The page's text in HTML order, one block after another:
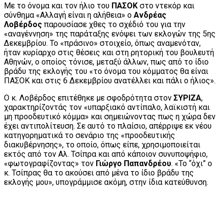
Με το όνομα και τον ήλιο του ΠΑΣΟΚ στο ντεκόρ και
σύνθημα «Αλλαγή είναι η αλήθεια» ο Ανδρέας
Λοβέρδος παρουσίασε χθες το σχέδιό του για την
«αναγέννηση» της παράταξης ενόψει των εκλογών της 5ης
Δεκεμβρίου. Το «πράσινο» στοιχείο, όπως αναμενόταν,
ήταν κυρίαρχο στις θέσεις και στη ρητορική του βουλευτή
Αθηνών, ο οποίος τόνισε, μεταξύ άλλων, πως από το ίδιο
βράδυ της εκλογής του «το όνομα του κόμματος θα είναι
ΠΑΣΟΚ και στις 6 Δεκεμβρίου ανατέλλει και πάλι ο ήλιος».
Ο κ. Λοβέρδος επιτέθηκε με σφοδρότητα στον ΣΥΡΙΖΑ,
χαρακτηρίζοντάς τον «υπαρξιακό αντίπαλο, λαϊκιστή και
μη προοδευτικό κόμμα» και σημειώνοντας πως η χώρα δεν
έχει αντιπολίτευση. Σε αυτό το πλαίσιο, απέρριψε εκ νέου
κατηγορηματικά το σενάριο της «προοδευτικής
διακυβέρνησης», το οποίο, όπως είπε, χρησιμοποιείται
εκτός από τον Αλ. Τσίπρα και από κάποιον συνυποψήφιο,
«φωτογραφίζοντας» τον Γιώργο Παπανδρέου. «Το “όχι” ο
κ. Τσίπρας θα το ακούσει από μένα το ίδιο βράδυ της
εκλογής μου», υπογράμμισε ακόμη, στην ίδια κατεύθυνση.